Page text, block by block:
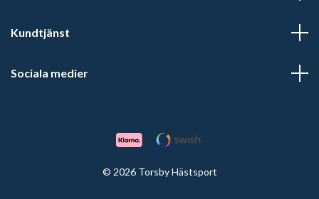
Kundtjänst
Sociala medier
© 2026 Torsby Hästsport